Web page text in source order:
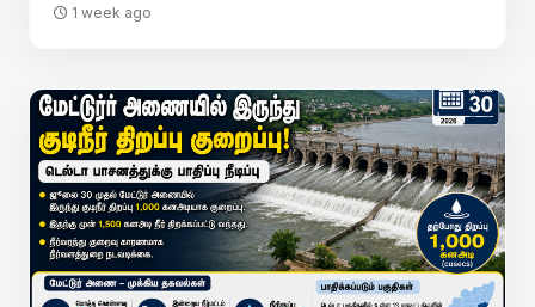
1 week ago